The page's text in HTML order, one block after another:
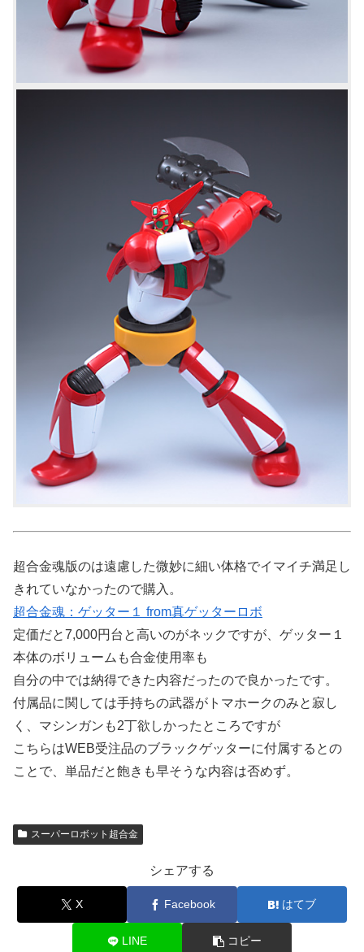
超合金魂版のは遠慮した微妙に細い体格でイマイチ満足し
きれていなかったので購入。
超合金魂：ゲッター１ from真ゲッターロボ
定価だと7,000円台と高いのがネックですが、ゲッター１
本体のボリュームも合金使用率も
自分の中では納得できた内容だったので良かったです。
付属品に関しては手持ちの武器がトマホークのみと寂し
く、マシンガンも2丁欲しかったところですが
こちらはWEB受注品のブラックゲッターに付属するとの
ことで、単品だと飽きも早そうな内容は否めず。
スーパーロボット超合金
シェアする
X Facebook はてブ
LINE コピー